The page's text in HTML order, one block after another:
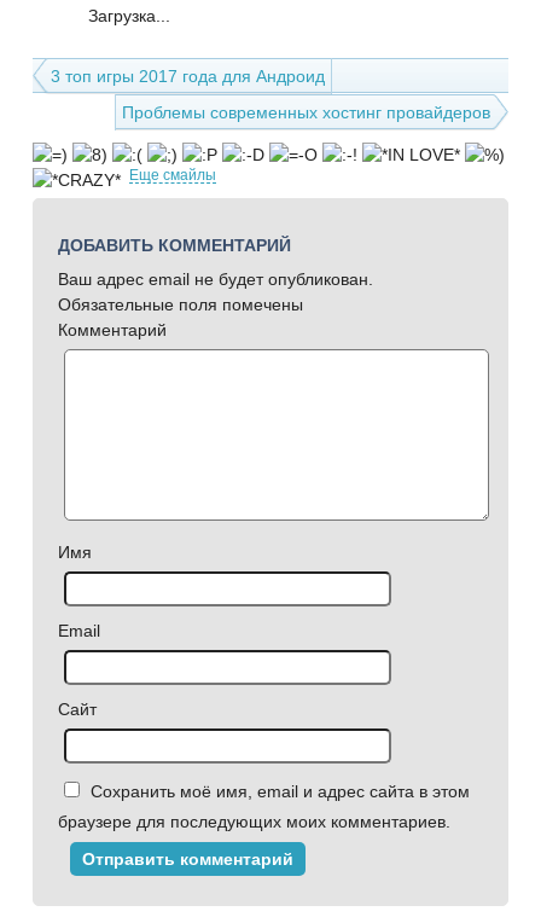
Загрузка...
3 топ игры 2017 года для Андроид
Проблемы современных хостинг провайдеров
Еще смайлы
ДОБАВИТЬ КОММЕНТАРИЙ
Ваш адрес email не будет опубликован.
Обязательные поля помечены
Комментарий
Имя
Email
Сайт
Сохранить моё имя, email и адрес сайта в этом
браузере для последующих моих комментариев.